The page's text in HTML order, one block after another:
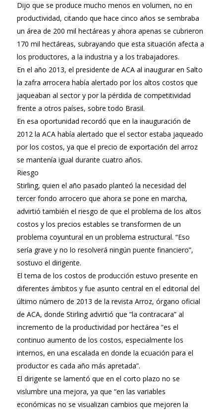
Dijo que se produce mucho menos en volumen, no en
productividad, citando que hace cinco años se sembraba
un área de 200 mil hectáreas y ahora apenas se cubrieron
170 mil hectáreas, subrayando que esta situación afecta a
los productores, a la industria y a los trabajadores.
En el año 2013, el presidente de ACA al inaugurar en Salto
la zafra arrocera había alertado por los altos costos que
jaqueaban al sector y por la pérdida de competitividad
frente a otros países, sobre todo Brasil.
En esa oportunidad recordó que en la inauguración de
2012 la ACA había alertado que el sector estaba jaqueado
por los costos, ya que el precio de exportación del arroz
se mantenía igual durante cuatro años.
Riesgo
Stirling, quien el año pasado planteó la necesidad del
tercer fondo arrocero que ahora se pone en marcha,
advirtió también el riesgo de que el problema de los altos
costos y los precios estables se transformen de un
problema coyuntural en un problema estructural. “Eso
sería grave y no lo resolverá ningún puente financiero”,
sostuvo el dirigente.
El tema de los costos de producción estuvo presente en
diferentes ámbitos y fue asunto central en el editorial del
último número de 2013 de la revista Arroz, órgano oficial
de ACA, donde Stirling advirtió que “la contracara” al
incremento de la productividad por hectárea “es el
continuo aumento de los costos, especialmente los
internos, en una escalada en donde la ecuación para el
productor es cada año más apretada”.
El dirigente se lamentó que en el corto plazo no se
vislumbre una mejora, ya que “en las variables
económicas no se visualizan cambios que mejoren la